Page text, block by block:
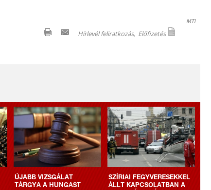
MTI
Előfizetés
Hírlevél feliratkozás,
ÚJABB VIZSGÁLAT
TÁRGYA A HUNGAST
SZÍRIAI FEGYVERESEKKEL
ÁLLT KAPCSOLATBAN A